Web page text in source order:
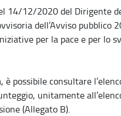
14/12/2020 del Dirigente
dell’Avviso pubblico
per la pace e per lo
possibile consultare
unitamente
(Allegato B).